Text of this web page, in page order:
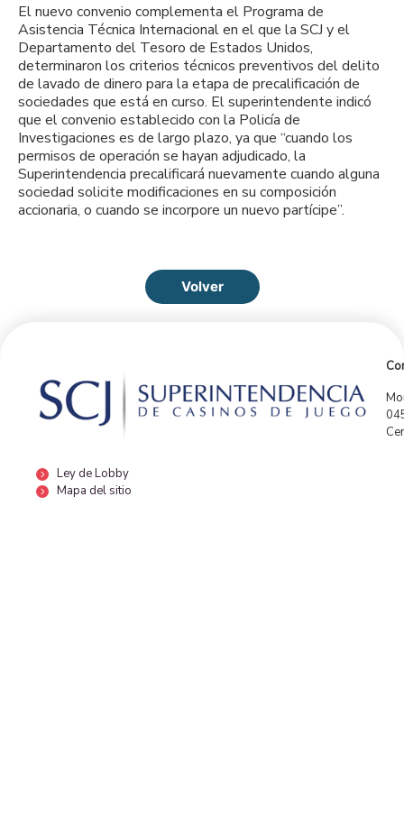
El nuevo convenio complementa el Programa de
Asistencia Técnica Internacional en el que la SCJ y el
Departamento del Tesoro de Estados Unidos,
determinaron los criterios técnicos preventivos del delito
de lavado de dinero para la etapa de precalificación de
sociedades que está en curso. El superintendente indicó
que el convenio establecido con la Policía de
Investigaciones es de largo plazo, ya que “cuando los
permisos de operación se hayan adjudicado, la
Superintendencia precalificará nuevamente cuando alguna
sociedad solicite modificaciones en su composición
accionaria, o cuando se incorpore un nuevo partícipe”.
Volver
Ley de Lobby
Mapa del sitio